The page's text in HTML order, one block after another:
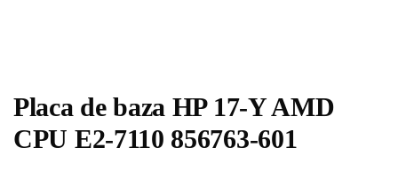
Placa de baza HP 17-Y AMD
CPU E2-7110 856763-601